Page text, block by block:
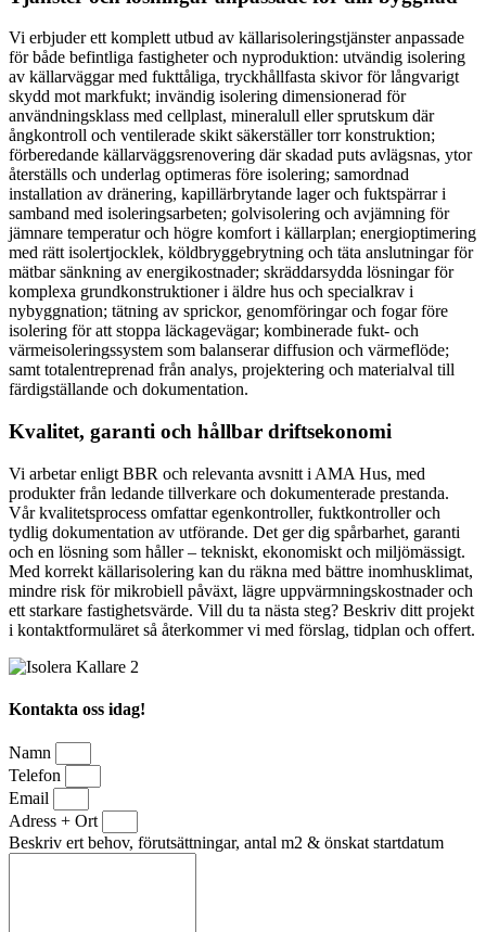
Vi erbjuder ett komplett utbud av källarisoleringstjänster anpassade
för både befintliga fastigheter och nyproduktion: utvändig isolering
av källarväggar med fukttåliga, tryckhållfasta skivor för långvarigt
skydd mot markfukt; invändig isolering dimensionerad för
användningsklass med cellplast, mineralull eller sprutskum där
ångkontroll och ventilerade skikt säkerställer torr konstruktion;
förberedande källarväggsrenovering där skadad puts avlägsnas, ytor
återställs och underlag optimeras före isolering; samordnad
installation av dränering, kapillärbrytande lager och fuktspärrar i
samband med isoleringsarbeten; golvisolering och avjämning för
jämnare temperatur och högre komfort i källarplan; energioptimering
med rätt isolertjocklek, köldbryggebrytning och täta anslutningar för
mätbar sänkning av energikostnader; skräddarsydda lösningar för
komplexa grundkonstruktioner i äldre hus och specialkrav i
nybyggnation; tätning av sprickor, genomföringar och fogar före
isolering för att stoppa läckagevägar; kombinerade fukt- och
värmeisoleringssystem som balanserar diffusion och värmeflöde;
samt totalentreprenad från analys, projektering och materialval till
färdigställande och dokumentation.
Kvalitet, garanti och hållbar driftsekonomi
Vi arbetar enligt BBR och relevanta avsnitt i AMA Hus, med
produkter från ledande tillverkare och dokumenterade prestanda.
Vår kvalitetsprocess omfattar egenkontroller, fuktkontroller och
tydlig dokumentation av utförande. Det ger dig spårbarhet, garanti
och en lösning som håller – tekniskt, ekonomiskt och miljömässigt.
Med korrekt källarisolering kan du räkna med bättre inomhusklimat,
mindre risk för mikrobiell påväxt, lägre uppvärmningskostnader och
ett starkare fastighetsvärde. Vill du ta nästa steg? Beskriv ditt projekt
i kontaktformuläret så återkommer vi med förslag, tidplan och offert.
Kontakta oss idag!
Namn
Telefon
Email
Adress + Ort
Beskriv ert behov, förutsättningar, antal m2 & önskat startdatum